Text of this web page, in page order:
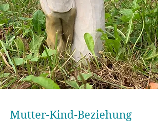
Mutter-Kind-Beziehung